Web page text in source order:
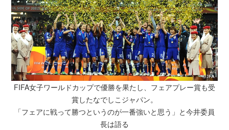
FIFA女子ワールドカップで優勝を果たし、フェアプレー賞も受
賞したなでしこジャパン。
「フェアに戦って勝つというのが一番強いと思う」と今井委員
長は語る